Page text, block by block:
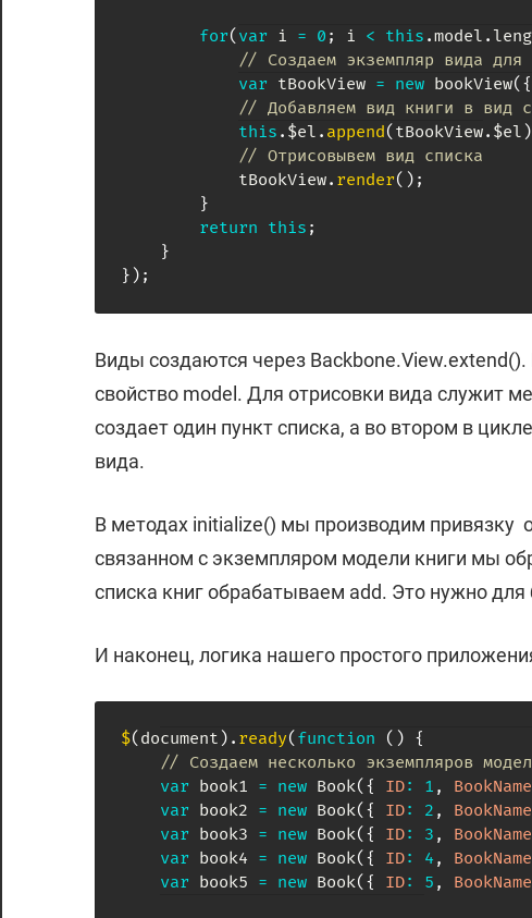
for( var i = 0 ; i < this .model .
// Создаем экземпляр вида для
var tBookView = new bookView( {
// Добавляем вид книги в вид
this . $el . append( tBookView. $el )
// Отрисовывем вид списка
            tBookView
. render( ) ;
}
return this ;
}
} ) ;
Виды создаются через
свойство model. Для отрисовки вида служит
создает один пункт списка, а во втором в
вида.
В методах initialize() мы производим привязку
связанном с экземпляром модели книги мы
списка книг обрабатываем add. Это нужно
И наконец, логика нашего простого
$( document ) . ready( function ( ) {
// Создаем несколько экземпляров
var book1 = new Book( { ID: 1 , BookName
var book2 = new Book( { ID: 2 , BookName
var book3 = new Book( { ID: 3 , BookName
var book4 = new Book( { ID: 4 , BookName
var book5 = new Book( { ID: 5 , BookName